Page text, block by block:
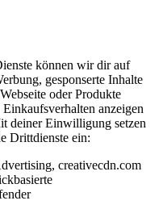
können wir dir auf
gesponserte Inhalte
oder Produkte
anzeigen
deiner Einwilligung setzen
Drittdienste ein:
creativecdn.com